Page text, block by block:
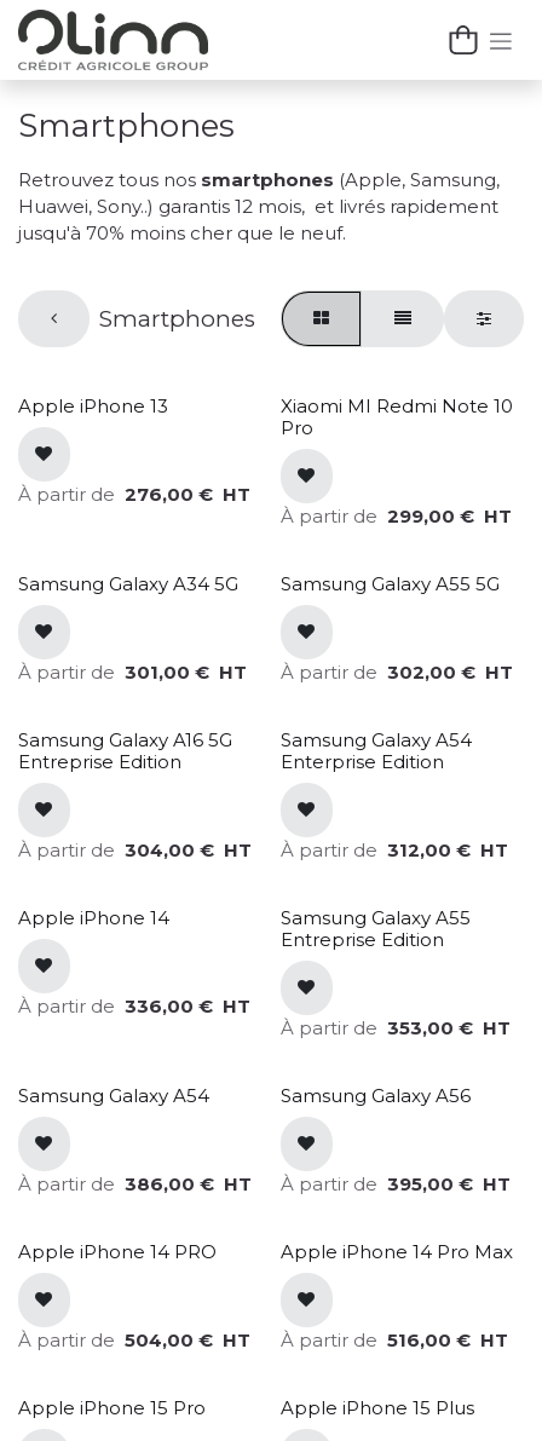
Se rendre au contenu
Smartphones
Retrouvez tous nos smartphones (Apple, Samsung,
Huawei, Sony..) garantis 12 mois, et livrés rapidement
jusqu'à 70% moins cher que le neuf.
Smartphones
Apple iPhone 13
À partir de 276,00 € HT
Xiaomi MI Redmi Note 10
Pro
À partir de 299,00 € HT
Samsung Galaxy A34 5G
À partir de 301,00 € HT
Samsung Galaxy A55 5G
À partir de 302,00 € HT
Samsung Galaxy A16 5G
Entreprise Edition
À partir de 304,00 € HT
Samsung Galaxy A54
Enterprise Edition
À partir de 312,00 € HT
Apple iPhone 14
À partir de 336,00 € HT
Samsung Galaxy A55
Entreprise Edition
À partir de 353,00 € HT
Samsung Galaxy A54
À partir de 386,00 € HT
Samsung Galaxy A56
À partir de 395,00 € HT
Apple iPhone 14 PRO
À partir de 504,00 € HT
Apple iPhone 14 Pro Max
À partir de 516,00 € HT
Apple iPhone 15 Pro Apple iPhone 15 Plus